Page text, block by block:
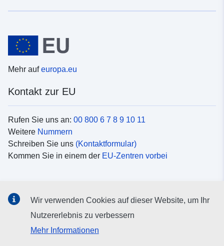
Mehr aufeuropa.eu
Kontakt zur EU
Rufen Sie uns an: 00 800 6 7 8 9 10 11
Weitere Nummern
Schreiben Sie uns (Kontaktformular)
Kommen Sie in einem der EU-Zentren vorbei
Suche nach EUSocial-Media-Kanäle
Wir verwenden Cookies auf dieser Website, um Ihr
Nutzererlebnis zu verbessern
Mehr Informationen